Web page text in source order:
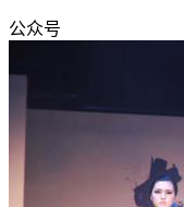
公众号